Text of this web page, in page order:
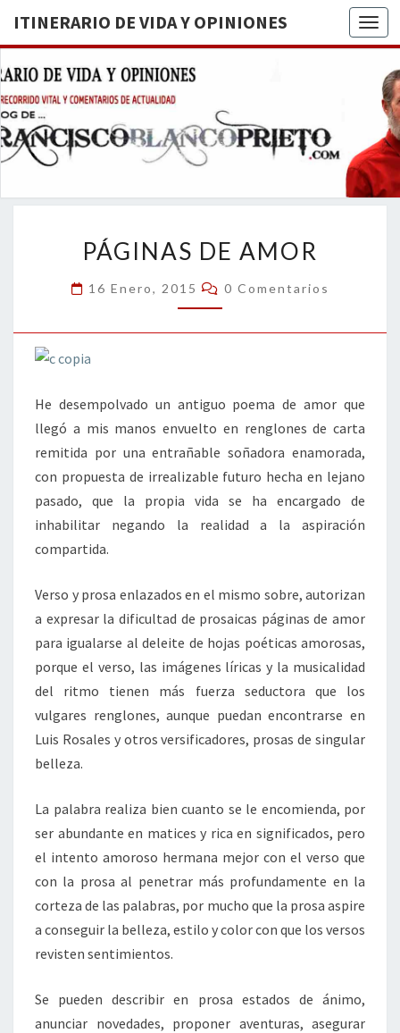
ITINERARIO DE VIDA Y OPINIONES
DE
BREVE
RECORRIDO
VITAL Y
ACTUALIDAD
DE
AMOR
PÁGINAS DE AMOR
16 Enero, 2015 Comentarios
0 Comentarios
He desempolvado un antiguo poema de amor que
llegó a mis manos envuelto en renglones de carta
remitida por una entrañable soñadora enamorada,
con propuesta de irrealizable futuro hecha en lejano
pasado, que la propia vida se ha encargado de
inhabilitar negando la realidad a la aspiración
compartida.
Verso y prosa enlazados en el mismo sobre, autorizan
a expresar la dificultad de prosaicas páginas de amor
para igualarse al deleite de hojas poéticas amorosas,
porque el verso, las imágenes líricas y la musicalidad
del ritmo tienen más fuerza seductora que los
vulgares renglones, aunque puedan encontrarse en
Luis Rosales y otros versificadores, prosas de singular
belleza.
La palabra realiza bien cuanto se le encomienda, por
ser abundante en matices y rica en significados, pero
el intento amoroso hermana mejor con el verso que
con la prosa al penetrar más profundamente en la
corteza de las palabras, por mucho que la prosa aspire
a conseguir la belleza, estilo y color con que los versos
revisten sentimientos.
Se pueden describir en prosa estados de ánimo,
anunciar novedades, proponer aventuras, asegurar